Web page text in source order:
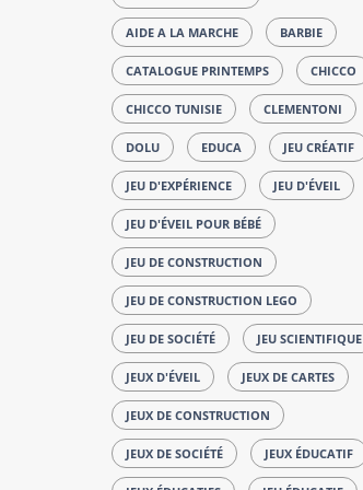
AIDE A LA MARCHE BARBIE
CATALOGUE PRINTEMPS CHICCO
CHICCO TUNISIE CLEMENTONI
DOLU EDUCA JEU CRÉATIF
JEU D'EXPÉRIENCE JEU D'ÉVEIL
JEU D'ÉVEIL POUR BÉBÉ
JEU DE CONSTRUCTION
JEU DE CONSTRUCTION LEGO
JEU DE SOCIÉTÉ JEU SCIENTIFIQUE
JEUX D'ÉVEIL JEUX DE CARTES
JEUX DE CONSTRUCTION
JEUX DE SOCIÉTÉ JEUX ÉDUCATIF